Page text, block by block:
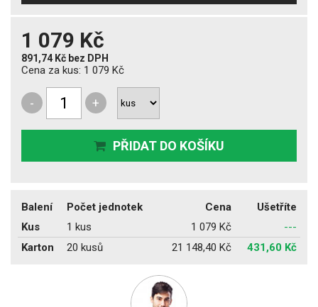
1 079 Kč
891,74 Kč bez DPH
Cena za kus: 1 079 Kč
- +
PŘIDAT DO KOŠÍKU
Balení Počet jednotek Cena
Ušetříte
Kus
1 kus 1 079 Kč
---
Karton
20 kusů 21 148,40 Kč 431,60 Kč